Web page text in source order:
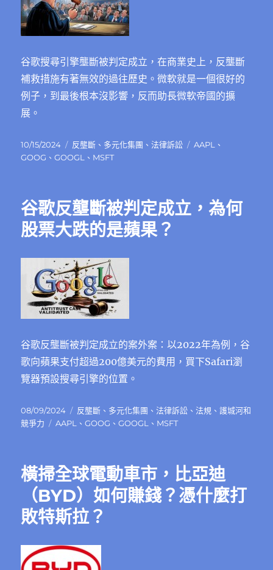
谷歌搜尋引擎壟斷被判定成立，在商業史上，反壟斷
補救措施有著無效的過往歷史。微軟就是一個很好的
例子，到最後根本沒影響，反而助長微軟帝國的擴
展。
發
佈
10/15/2024
分
類
反壟斷 、 多元化集團 、法律訴訟
標
AAPL
、
GOOG 、GOOGL 、 MSFT
谷歌反壟斷被判定成立，為何
股票大跌的是蘋果？
谷歌反壟斷被判定成立的案外案：以2022年為例，谷
歌向蘋果支付超過200億美元的費用，買下Safari瀏
覽器預設搜尋引擎的位置。
發
佈
08/09/2024
分
類
反壟斷 、 多元化集團 、法律訴訟 、法規 、護城河和
競爭力
標
AAPL 、GOOG 、GOOGL 、 MSFT
橫掃全球電動車市，比亞迪
（BYD）如何賺錢？憑什麼打
敗特斯拉？